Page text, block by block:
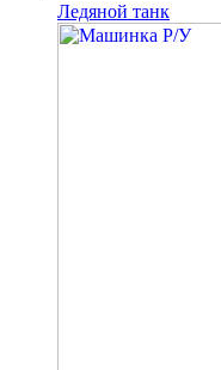
Ледяной танк